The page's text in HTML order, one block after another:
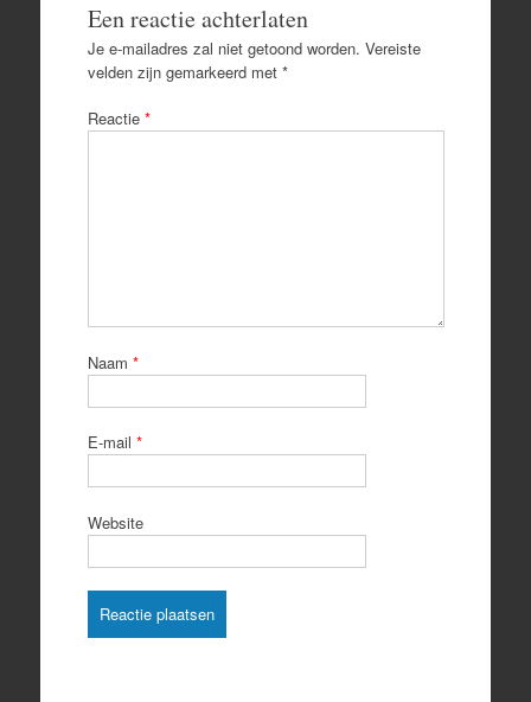
Een reactie achterlaten
Je e-mailadres zal niet getoond worden. Vereiste
velden zijn gemarkeerd met *
Reactie *
Naam *
E-mail *
Website